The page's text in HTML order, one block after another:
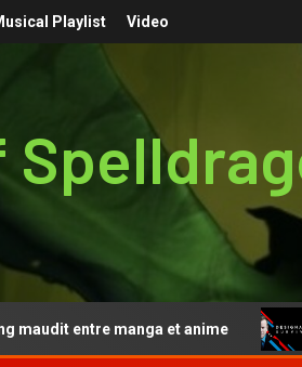
Playlist Video
entre manga et anime